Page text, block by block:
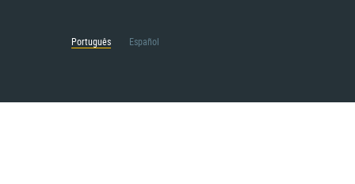
Português Español